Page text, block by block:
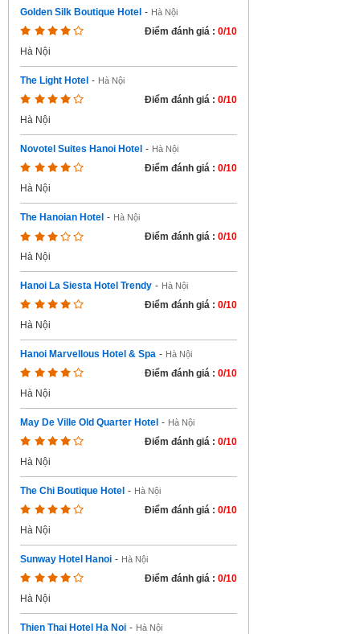
Golden Silk Boutique Hotel - Hà Nội
Điểm đánh giá : 0/10
Hà Nội
The Light Hotel - Hà Nội
Điểm đánh giá : 0/10
Hà Nội
Novotel Suites Hanoi Hotel - Hà Nội
Điểm đánh giá : 0/10
Hà Nội
The Hanoian Hotel - Hà Nội
Điểm đánh giá : 0/10
Hà Nội
Hanoi La Siesta Hotel Trendy - Hà Nội
Điểm đánh giá : 0/10
Hà Nội
Hanoi Marvellous Hotel & Spa - Hà Nội
Điểm đánh giá : 0/10
Hà Nội
May De Ville Old Quarter Hotel - Hà Nội
Điểm đánh giá : 0/10
Hà Nội
The Chi Boutique Hotel - Hà Nội
Điểm đánh giá : 0/10
Hà Nội
Sunway Hotel Hanoi - Hà Nội
Điểm đánh giá : 0/10
Hà Nội
Thien Thai Hotel Ha Noi - Hà Nội